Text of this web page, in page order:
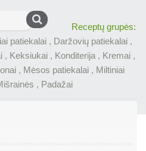
Receptų grupės:
patiekalai, Daržovių patiekalai,
, Keksiukai, Konditerija, Kremai,
, Mėsos patiekalai, Miltiniai
, Padažai